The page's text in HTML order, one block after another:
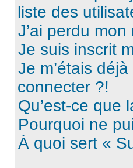
liste des
J’ai perdu
Je suis inscrit
Je m’étais
connecter ?!
Qu’est-ce que
Pourquoi ne
À quoi sert «